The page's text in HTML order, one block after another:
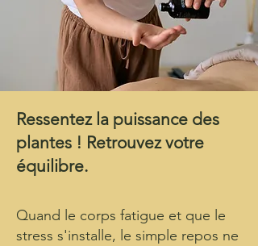
Ressentez la puissance des
plantes ! Retrouvez votre
équilibre.
Quand le corps fatigue et que le
stress s'installe, le simple repos ne